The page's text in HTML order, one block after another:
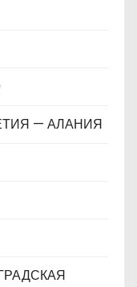
— АЛАНИЯ